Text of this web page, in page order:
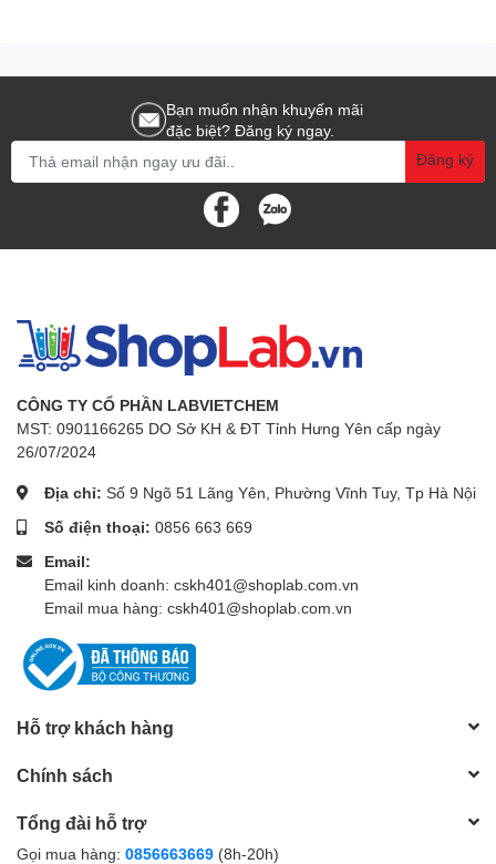
Bạn muốn nhận khuyến mãi
đặc biệt? Đăng ký ngay.
Đăng ký
CÔNG TY CỔ PHẦN LABVIETCHEM
MST: 0901166265 DO Sở KH & ĐT Tỉnh Hưng Yên cấp ngày
26/07/2024
Địa chỉ: Số 9 Ngõ 51 Lãng Yên, Phường Vĩnh Tuy, Tp Hà Nội
Số điện thoại: 0856 663 669
Email:
Email kinh doanh: cskh401@shoplab.com.vn
Email mua hàng: cskh401@shoplab.com.vn
Hỗ trợ khách hàng
Chính sách
Tổng đài hỗ trợ
Gọi mua hàng: 0856663669 (8h-20h)